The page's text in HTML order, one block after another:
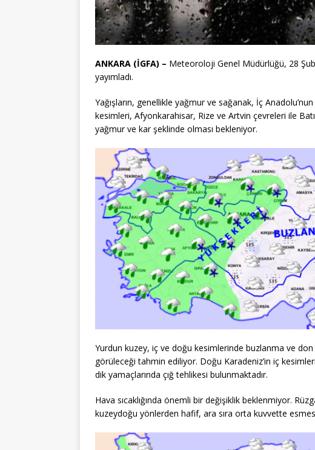
ANKARA (İGFA) – Meteoroloji Genel Müdürlüğü, 28
yayımladı.
Yağışların, genellikle yağmur ve sağanak, İç
kesimleri, Afyonkarahisar, Rize ve Artvin çevreleri ile
yağmur ve kar şeklinde olması bekleniyor.
Yurdun kuzey, iç ve doğu kesimlerinde buzlanma ve
görüleceği tahmin ediliyor. Doğu Karadeniz’in iç
dik yamaçlarında çığ tehlikesi bulunmaktadır.
Hava sıcaklığında önemli bir değişiklik beklenmiyor.
kuzeydoğu yönlerden hafif, ara sıra orta kuvvette